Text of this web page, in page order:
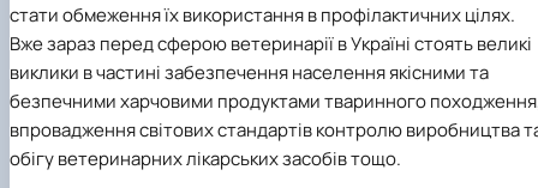
стати обмеження їх використання в профілактичних цілях.
Вже зараз перед сферою ветеринарії в Україні стоять великі
виклики в частині забезпечення населення якісними та
безпечними харчовими продуктами тваринного
впровадження світових стандартів контролю виробництва
обігу ветеринарних лікарських засобів тощо.